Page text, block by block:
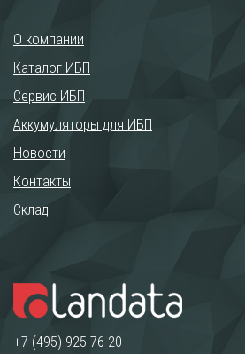
О компании
Каталог ИБП
Сервис ИБП
Аккумуляторы для ИБП
Новости
Контакты
Склад
+7 (495) 925-76-20